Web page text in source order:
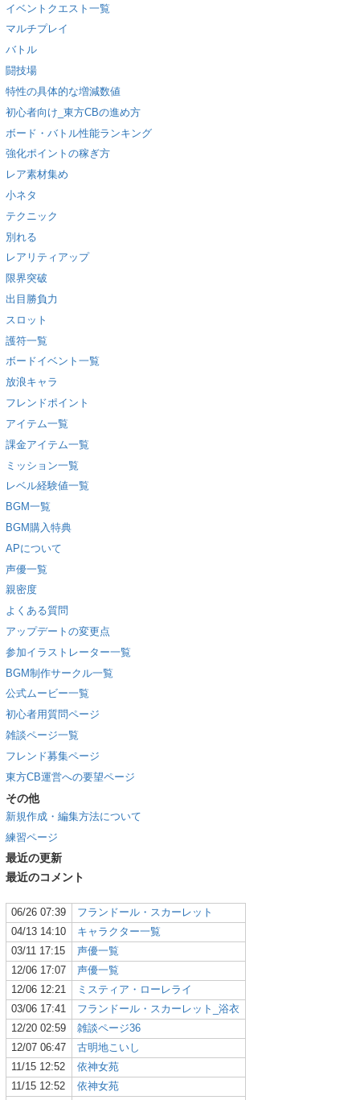
イベントクエスト一覧
マルチプレイ
バトル
闘技場
特性の具体的な増減数値
初心者向け_東方CBの進め方
ボード・バトル性能ランキング
強化ポイントの稼ぎ方
レア素材集め
小ネタ
テクニック
別れる
レアリティアップ
限界突破
出目勝負力
スロット
護符一覧
ボードイベント一覧
放浪キャラ
フレンドポイント
アイテム一覧
課金アイテム一覧
ミッション一覧
レベル経験値一覧
BGM一覧
BGM購入特典
APについて
声優一覧
親密度
よくある質問
アップデートの変更点
参加イラストレーター一覧
BGM制作サークル一覧
公式ムービー一覧
初心者用質問ページ
雑談ページ一覧
フレンド募集ページ
東方CB運営への要望ページ
その他
新規作成・編集方法について
練習ページ
最近の更新
最近のコメント
06/26 07:39
フランドール・スカーレット
04/13 14:10
キャラクター一覧
03/11 17:15
声優一覧
12/06 17:07
声優一覧
12/06 12:21
ミスティア・ローレライ
03/06 17:41
フランドール・スカーレット_浴衣
12/20 02:59
雑談ページ36
12/07 06:47
古明地こいし
11/15 12:52
依神女苑
11/15 12:52
依神女苑